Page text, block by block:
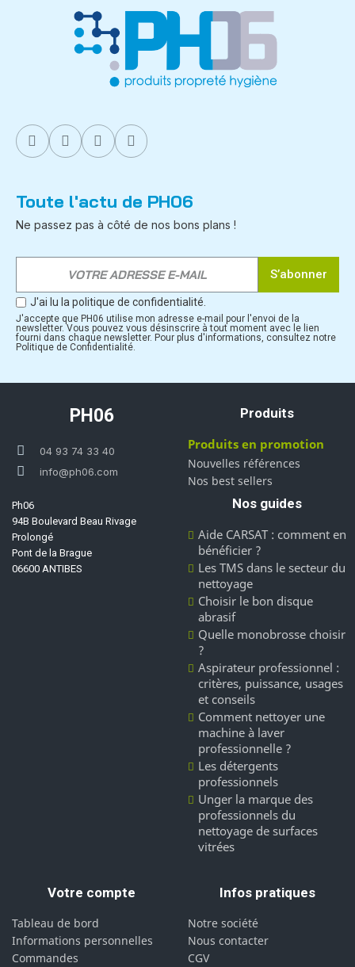
Toute l'actu de PH06
Ne passez pas à côté de nos bons plans !
S’abonner
J'ai lu la politique de confidentialité.
J'accepte que PH06 utilise mon adresse e-mail pour l'envoi de la
newsletter. Vous pouvez vous désinscrire à tout moment avec le lien
fourni dans chaque newsletter. Pour plus d'informations, consultez notre
Politique de Confidentialité.
PH06
04 93 74 33 40
info@ph06.com
Ph06
94B Boulevard Beau Rivage
Prolongé
Pont de la Brague
06600 ANTIBES
Produits
Produits en promotion
Nouvelles références
Nos best sellers
Nos guides
Aide CARSAT : comment en
bénéficier ?
Les TMS dans le secteur du
nettoyage
Choisir le bon disque
abrasif
Quelle monobrosse choisir
?
Aspirateur professionnel :
critères, puissance, usages
et conseils
Comment nettoyer une
machine à laver
professionnelle ?
Les détergents
professionnels
Unger la marque des
professionnels du
nettoyage de surfaces
vitrées
Votre compte
Tableau de bord
Informations personnelles
Commandes
Infos pratiques
Notre société
Nous contacter
CGV